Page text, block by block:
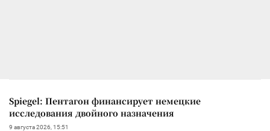
Spiegel: Пентагон финансирует немецкие
исследования двойного назначения
9 августа 2026, 15:51